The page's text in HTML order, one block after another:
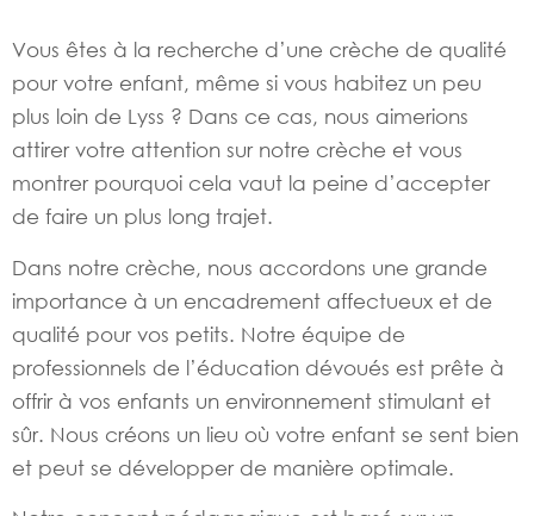
Vous êtes à la recherche d’une crèche de qualité
pour votre enfant, même si vous habitez un peu
plus loin de Lyss ? Dans ce cas, nous aimerions
attirer votre attention sur notre crèche et vous
montrer pourquoi cela vaut la peine d’accepter
de faire un plus long trajet.
Dans notre crèche, nous accordons une grande
importance à un encadrement affectueux et de
qualité pour vos petits. Notre équipe de
professionnels de l’éducation dévoués est prête à
offrir à vos enfants un environnement stimulant et
sûr. Nous créons un lieu où votre enfant se sent bien
et peut se développer de manière optimale.